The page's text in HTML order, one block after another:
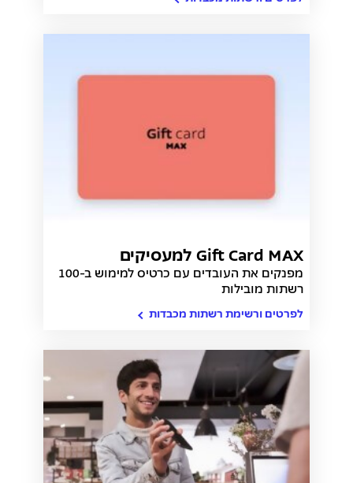
Gift Card MAX למעסיקים
מפנקים את העובדים עם כרטיס למימוש ב-100
רשתות מובילות
לפרטים ורשימת רשתות מכבדות